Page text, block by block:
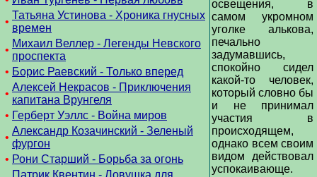
•
Татьяна Устинова - Хроника гнусных
времен
•
Михаил Веллер - Легенды Невского
проспекта
• Борис Раевский - Только вперед
•
Алексей Некрасов - Приключения
капитана Врунгеля
• Герберт Уэллс - Война миров
•
Александр Козачинский - Зеленый
фургон
• Рони Старший - Борьба за огонь
Патрик Квентин - Ловушка для
освещения, в
самом укромном
уголке алькова,
печально
задумавшись,
спокойно сидел
какой-то человек,
который словно бы
и не принимал
участия в
происходящем,
однако всем своим
видом действовал
успокаивающе.